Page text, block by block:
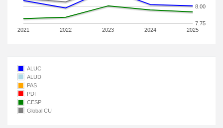
2021 2022 2023 2024 2025
7.75
8.00
ALUC
ALUD
PAS
PDI
CESP
Global CU